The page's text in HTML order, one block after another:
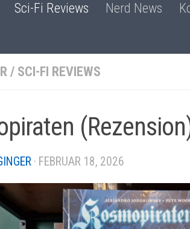
Sci-Fi Reviews Nerd News
/ SCI-FI REVIEWS
· FEBRUAR 18, 2026